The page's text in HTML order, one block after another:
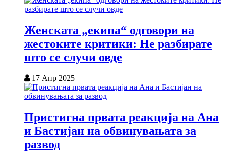
Женската „екипа“ одговори на
жестоките критики: Не разбирате
што се случи овде
17 Апр 2025
Пристигна првата реакција на Ана
и Бастијан на обвинувањата за
развод